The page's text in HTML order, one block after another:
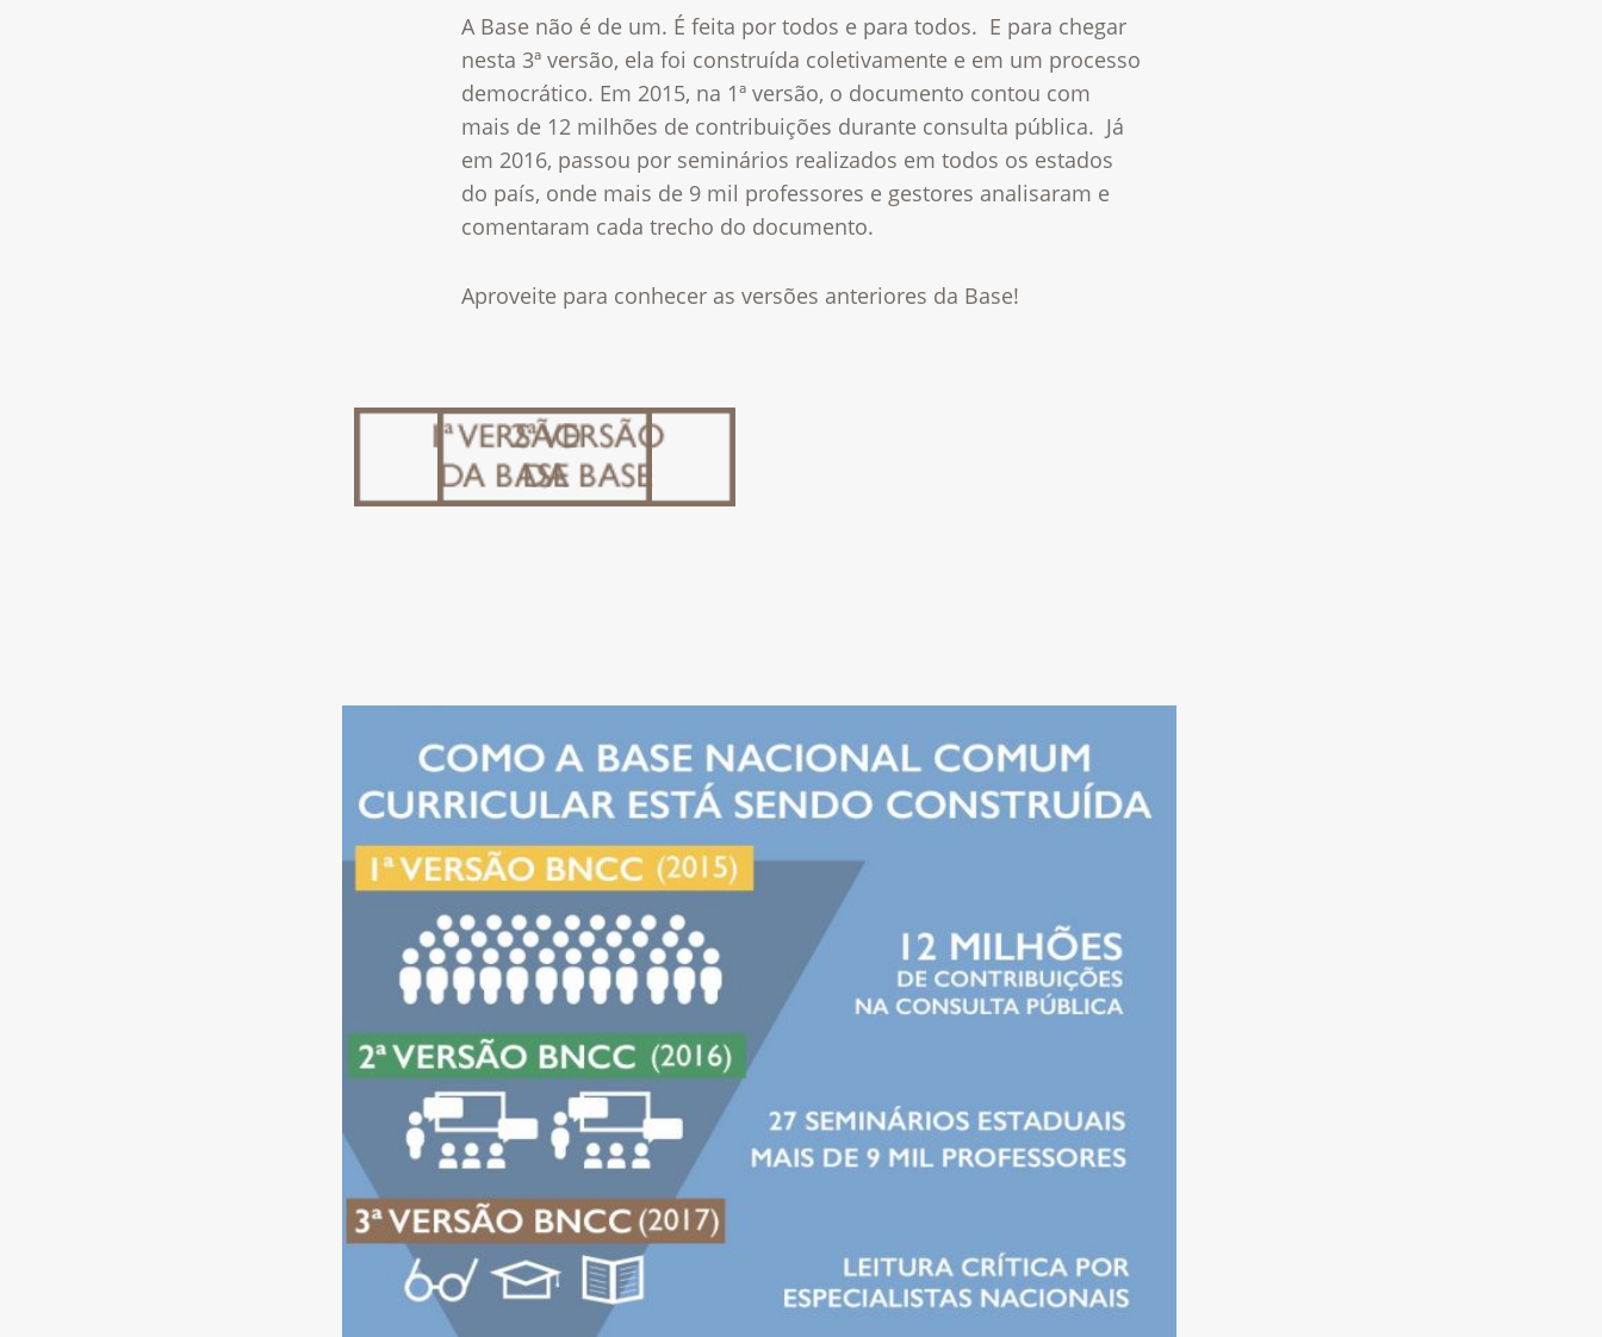
A Base não é de um. É feita por todos e para todos. E para chegar
nesta 3ª versão, ela foi construída coletivamente e em um processo
democrático. Em 2015, na 1ª versão, o documento contou com
mais de 12 milhões de contribuições durante consulta pública. Já
em 2016, passou por seminários realizados em todos os estados
do país, onde mais de 9 mil professores e gestores analisaram e
comentaram cada trecho do documento.
Aproveite para conhecer as versões anteriores da Base!